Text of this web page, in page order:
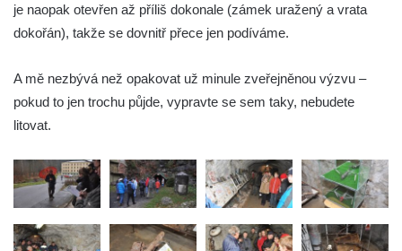
je naopak otevřen až příliš dokonale (zámek uražený a vrata
dokořán), takže se dovnitř přece jen podíváme.
A mě nezbývá než opakovat už minule zveřejněnou výzvu –
pokud to jen trochu půjde, vypravte se sem taky, nebudete
litovat.